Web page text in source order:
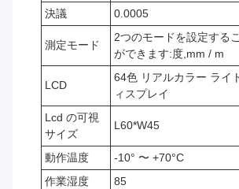
決議 0.0005
測定モード
2つのモードを設定する
ができます:度,mm / m
LCD
64色 リアルカラー ライ
ィスプレイ
Lcd の可視
サイズ
L60*W45
動作温度 -10° 〜 +70°C
作業湿度
85